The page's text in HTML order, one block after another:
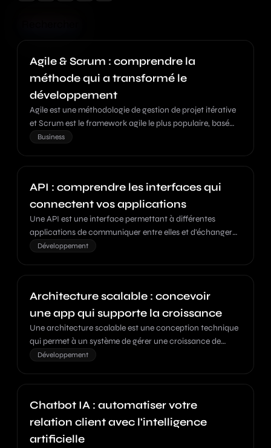
Agile & Scrum : comprendre la
méthode qui a transformé le
développement
Agile est une méthodologie de gestion de projet itérative
et Scrum est le framework agile le plus populaire, basé
sur des sprints courts et des retours fréquents.
Business
API : comprendre les interfaces qui
connectent vos applications
Une API est une interface permettant à différentes
applications de communiquer entre elles et d'échanger
des données de manière standardisée.
Développement
Architecture scalable : concevoir
une app qui supporte la croissance
Une architecture scalable est une conception technique
qui permet à un système de gérer une croissance de
charge sans dégradation de performance.
Développement
Chatbot IA : automatiser votre
relation client avec l'intelligence
artificielle